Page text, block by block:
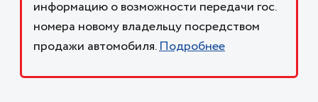
информацию о возможности передачи гос.
номера новому владельцу посредством
продажи автомобиля.Подробнее